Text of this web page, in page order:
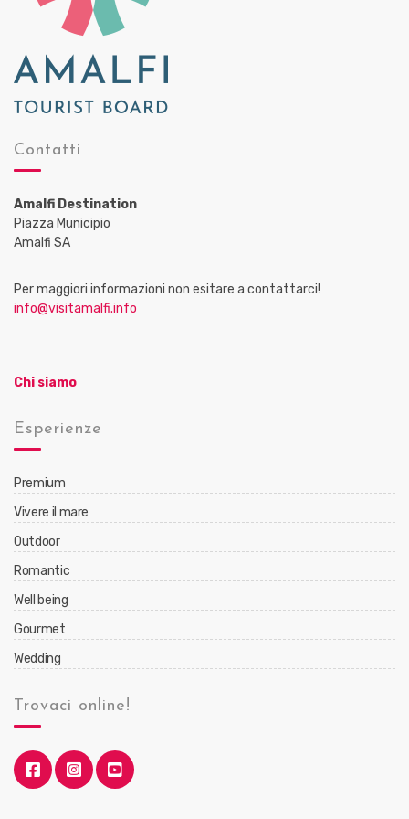
Contatti
Amalfi Destination
Piazza Municipio
Amalfi SA
Per maggiori informazioni non esitare a contattarci!
info@visitamalfi.info
Chi siamo
Esperienze
Premium
Vivere il mare
Outdoor
Romantic
Well being
Gourmet
Wedding
Trovaci online!